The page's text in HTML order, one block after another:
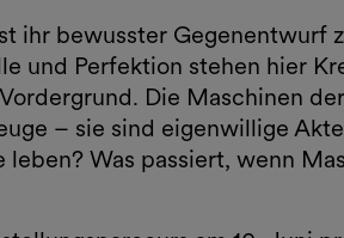
ihr bewusster Gegenentwurf
und Perfektion stehen hier
Die Maschinen der
– sie sind eigenwillige
Was passiert, wenn